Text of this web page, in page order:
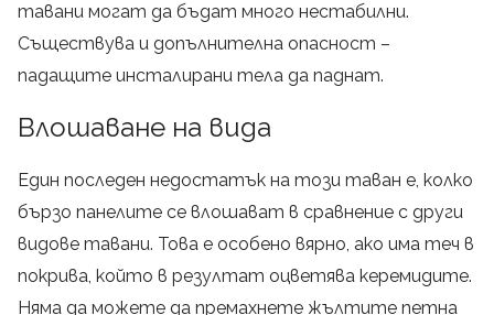
тавани могат да бъдат много нестабилни.
Съществува и допълнителна опасност –
падащите инсталирани тела да паднат.
Влошаване на вида
Един последен недостатък на този таван е, колко
бързо панелите се влошават в сравнение с други
видове тавани. Това е особено вярно, ако има теч в
покрива, който в резултат оцветява керемидите.
Няма да можете да премахнете жълтите петна